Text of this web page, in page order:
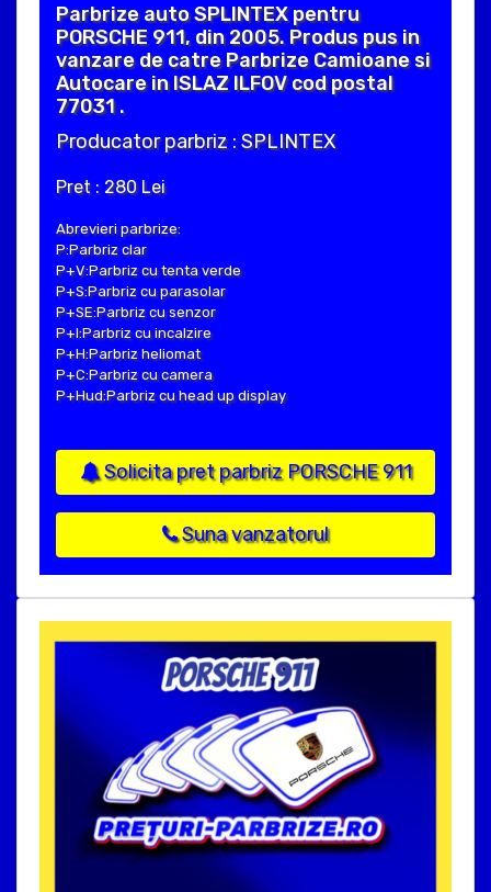
Parbrize auto SPLINTEX pentru
PORSCHE 911, din 2005. Produs pus in
vanzare de catre Parbrize Camioane si
Autocare in ISLAZ ILFOV cod postal
77031 .
Producator parbriz : SPLINTEX
Pret : 280 Lei
Abrevieri parbrize:
P:Parbriz clar
P+V:Parbriz cu tenta verde
P+S:Parbriz cu parasolar
P+SE:Parbriz cu senzor
P+I:Parbriz cu incalzire
P+H:Parbriz heliomat
P+C:Parbriz cu camera
P+Hud:Parbriz cu head up display
Solicita pret parbriz PORSCHE 911
Suna vanzatorul